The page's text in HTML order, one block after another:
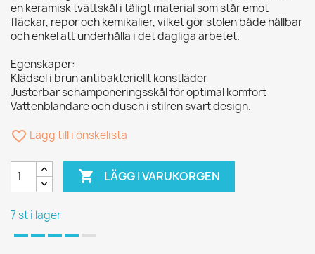
en keramisk tvättskål i tåligt material som står emot
fläckar, repor och kemikalier, vilket gör stolen både hållbar
och enkel att underhålla i det dagliga arbetet.
Egenskaper:
Klädsel i brun antibakteriellt konstläder
Justerbar schamponeringsskål för optimal komfort
Vattenblandare och dusch i stilren svart design.
favorite_border Lägg till i önskelista
 LÄGG I VARUKORGEN
7 st i lager